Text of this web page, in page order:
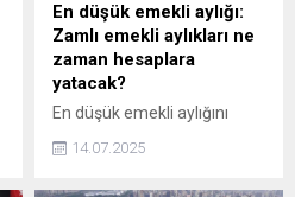
En düşük emekli aylığı:
Zamlı emekli aylıkları ne
zaman hesaplara
yatacak?
En düşük emekli aylığını
Gazete’de yayımlanarak
14.07.2025